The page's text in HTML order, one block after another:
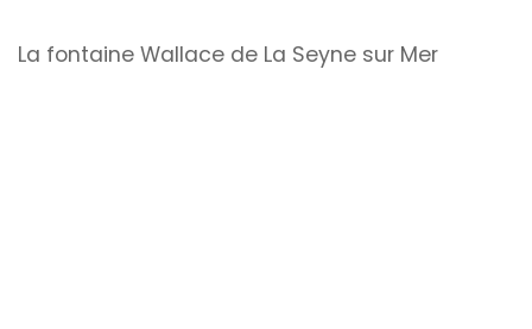
La fontaine Wallace de La Seyne sur Mer